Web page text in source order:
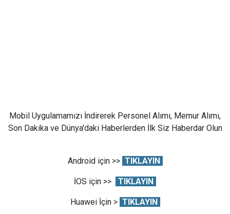
Mobil Uygulamamızı İndirerek Personel Alımı, Memur Alımı,
Son Dakika ve Dünya'daki Haberlerden İlk Siz Haberdar Olun
Android için >> TIKLAYIN
İOS için >> TIKLAYIN
Huawei İçin > TIKLAYIN